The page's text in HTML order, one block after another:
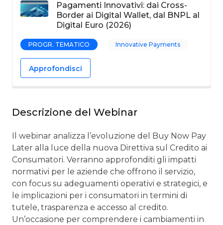
Pagamenti Innovativi: dai Cross-
Border ai Digital Wallet, dal BNPL al
Digital Euro (2026)
PROGR. TEMATICO Innovative Payments
Approfondisci
Descrizione del Webinar
Il webinar analizza l’evoluzione del Buy Now Pay
Later alla luce della nuova Direttiva sul Credito ai
Consumatori. Verranno approfonditi gli impatti
normativi per le aziende che offrono il servizio,
con focus su adeguamenti operativi e strategici, e
le implicazioni per i consumatori in termini di
tutele, trasparenza e accesso al credito.
Un’occasione per comprendere i cambiamenti in